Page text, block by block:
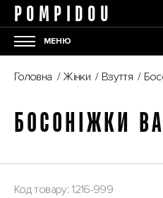
POMPIDOU
МЕНЮ
Головна / Жінки / Взуття /
БОСОНІЖКИ
Код товару: 1216-999